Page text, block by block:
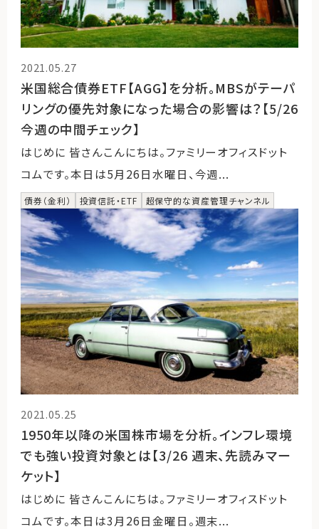
2021.05.27
米国総合債券ETF【AGG】を分析。MBSがテーパ
リングの優先対象になった場合の影響は？【5/26
今週の中間チェック】
はじめに 皆さんこんにちは。ファミリーオフィスドット
コムです。本日は5月26日水曜日、今週...
債券（金利） 投資信託・ETF 超保守的な資産管理チャンネル
2021.05.25
1950年以降の米国株市場を分析。インフレ環境
でも強い投資対象とは【3/26 週末、先読みマー
ケット】
はじめに 皆さんこんにちは。ファミリーオフィスドット
コムです。本日は3月26日金曜日。週末...